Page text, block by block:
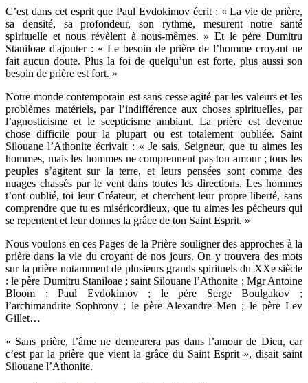
C’est dans cet esprit que Paul Evdokimov écrit : « La vie de prière,
sa densité, sa profondeur, son rythme, mesurent notre santé
spirituelle et nous révèlent à nous-mêmes. » Et le père Dumitru
Staniloae d'ajouter : « Le besoin de prière de l’homme croyant ne
fait aucun doute. Plus la foi de quelqu’un est forte, plus aussi son
besoin de prière est fort. »
Notre monde contemporain est sans cesse agité par les valeurs et les
problèmes matériels, par l’indifférence aux choses spirituelles, par
l’agnosticisme et le scepticisme ambiant. La prière est devenue
chose difficile pour la plupart ou est totalement oubliée. Saint
Silouane l’Athonite écrivait : « Je sais, Seigneur, que tu aimes les
hommes, mais les hommes ne comprennent pas ton amour ; tous les
peuples s’agitent sur la terre, et leurs pensées sont comme des
nuages chassés par le vent dans toutes les directions. Les hommes
t’ont oublié, toi leur Créateur, et cherchent leur propre liberté, sans
comprendre que tu es miséricordieux, que tu aimes les pécheurs qui
se repentent et leur donnes la grâce de ton Saint Esprit. »
Nous voulons en ces Pages de la Prière souligner des approches à la
prière dans la vie du croyant de nos jours. On y trouvera des mots
sur la prière notamment de plusieurs grands spirituels du XXe siècle
: le père Dumitru Staniloae ; saint Silouane l’Athonite ; Mgr Antoine
Bloom ; Paul Evdokimov ; le père Serge Boulgakov ;
l’archimandrite Sophrony ; le père Alexandre Men ; le père Lev
Gillet…
« Sans prière, l’âme ne demeurera pas dans l’amour de Dieu, car
c’est par la prière que vient la grâce du Saint Esprit », disait saint
Silouane l’Athonite.